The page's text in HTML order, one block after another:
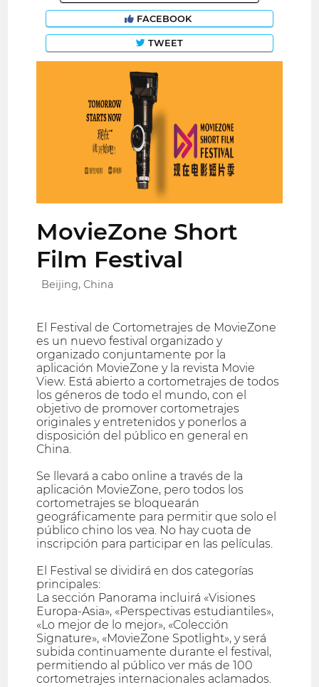
FACEBOOK
TWEET
MovieZone Short
Film Festival
Beijing, China
El Festival de Cortometrajes de MovieZone
es un nuevo festival organizado y
organizado conjuntamente por la
aplicación MovieZone y la revista Movie
View. Está abierto a cortometrajes de todos
los géneros de todo el mundo, con el
objetivo de promover cortometrajes
originales y entretenidos y ponerlos a
disposición del público en general en
China.
Se llevará a cabo online a través de la
aplicación MovieZone, pero todos los
cortometrajes se bloquearán
geográficamente para permitir que solo el
público chino los vea. No hay cuota de
inscripción para participar en las películas.
El Festival se dividirá en dos categorías
principales:
La sección Panorama incluirá «Visiones
Europa-Asia», «Perspectivas estudiantiles»,
«Lo mejor de lo mejor», «Colección
Signature», «MovieZone Spotlight», y será
subida continuamente durante el festival,
permitiendo al público ver más de 100
cortometrajes internacionales aclamados.